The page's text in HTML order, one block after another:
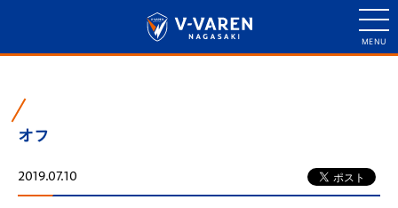
オフ
2019.07.10